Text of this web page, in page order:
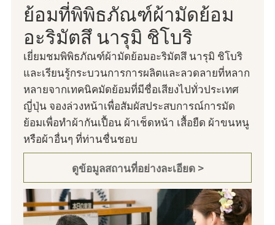
ย้อมที่พิพิธภัณฑ์ผ้ามัดย้อม
อะริมัตสึ นารุมิ ชิโบริ
เยี่ยมชมพิพิธภัณฑ์ผ้ามัดย้อมอะริมัตสึ นารุมิ ชิโบริ
และเรียนรู้กระบวนการการผลิตและลวดลายที่หลาก
หลายจากเทคนิคมัดย้อมที่มีชื่อเสียงไปทั่วประเทศ
ญี่ปุ่น จองล่วงหน้าเพื่อสัมผัสประสบการณ์การมัด
ย้อมเพื่อทำผ้ากันเปื้อน ผ้าเช็ดหน้า เสื้อยืด ผ้าขนหนู
หรือผ้าอื่นๆ ที่ท่านชื่นชอบ
ดูข้อมูลสถานที่อย่างละเอียด >